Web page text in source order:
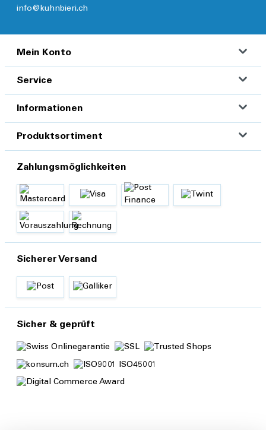
info@kuhnbieri.ch
Mein Konto
Service
Informationen
Produktsortiment
Zahlungsmöglichkeiten
Sicherer Versand
Sicher & geprüft